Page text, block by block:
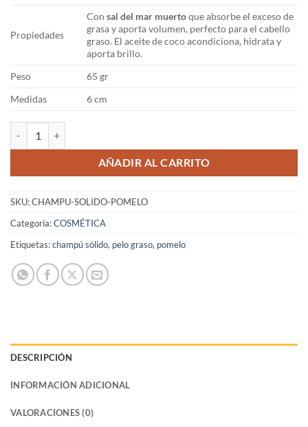
Propiedades
Consal del mar muertoque absorbe el exceso de
grasa y aporta volumen, perfecto para el cabello
graso. El aceite de coco acondiciona, hidrata y
aporta brillo.
Peso
65 gr
Medidas
6 cm
AÑADIR AL CARRITO
SKU:CHAMPU-SOLIDO-POMELO
Categoría:COSMÉTICA
Etiquetas:champú sólido, pelo graso, pomelo
DESCRIPCIÓN
INFORMACIÓN ADICIONAL
VALORACIONES (0)